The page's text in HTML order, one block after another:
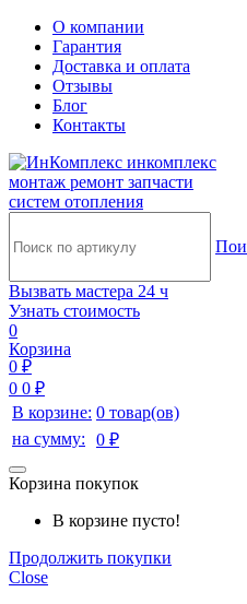
О компании
Гарантия
Доставка и оплата
Отзывы
Блог
Контакты
инкомплекс
монтаж ремонт запчасти
систем отопления
Вызвать мастера 24 ч
Узнать стоимость
0
Корзина
0 ₽
0 0 ₽
В корзине: 0 товар(ов)
на сумму:
0 ₽
Корзина покупок
В корзине пусто!
Продолжить покупки
Close